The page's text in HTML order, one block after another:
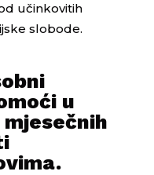
učinkovitih
slobode.
u